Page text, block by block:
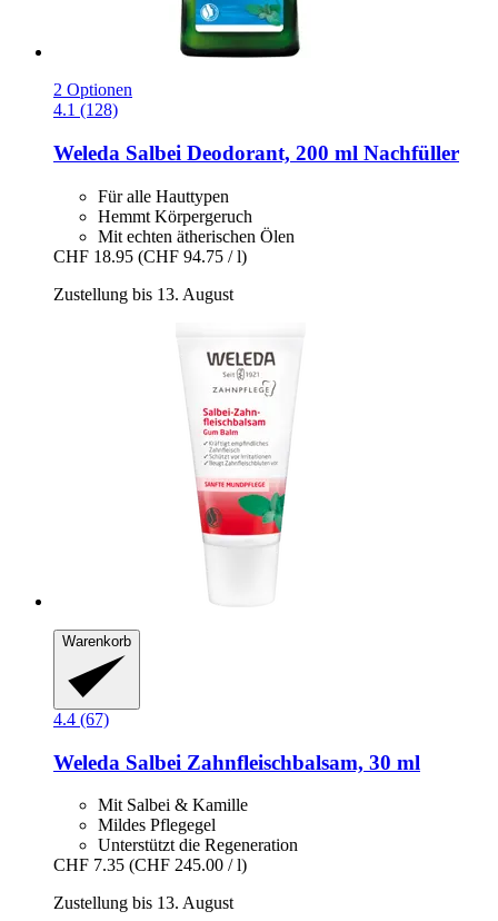
2 Optionen
4.1 (128)
Weleda Salbei Deodorant, 200 ml Nachfüller
Für alle Hauttypen
Hemmt Körpergeruch
Mit echten ätherischen Ölen
CHF 18.95 (CHF 94.75 / l)
Zustellung bis 13. August
Warenkorb
4.4 (67)
Weleda Salbei Zahnfleischbalsam, 30 ml
Mit Salbei & Kamille
Mildes Pflegegel
Unterstützt die Regeneration
CHF 7.35 (CHF 245.00 / l)
Zustellung bis 13. August